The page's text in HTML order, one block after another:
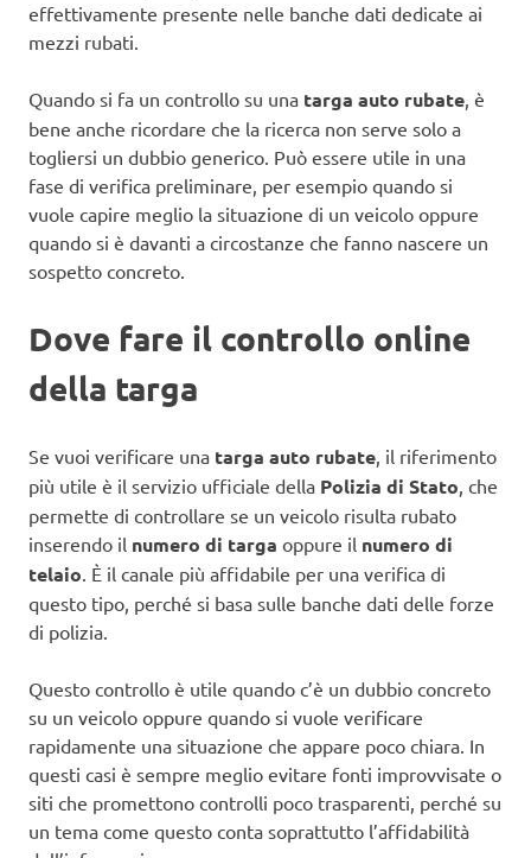
effettivamente presente nelle banche dati dedicate ai
mezzi rubati.
Quando si fa un controllo su una targa auto rubate, è
bene anche ricordare che la ricerca non serve solo a
togliersi un dubbio generico. Può essere utile in una
fase di verifica preliminare, per esempio quando si
vuole capire meglio la situazione di un veicolo oppure
quando si è davanti a circostanze che fanno nascere un
sospetto concreto.
Dove fare il controllo online
della targa
Se vuoi verificare una targa auto rubate, il riferimento
più utile è il servizio ufficiale della Polizia di Stato, che
permette di controllare se un veicolo risulta rubato
inserendo il numero di targa oppure il numero di
telaio. È il canale più affidabile per una verifica di
questo tipo, perché si basa sulle banche dati delle forze
di polizia.
Questo controllo è utile quando c’è un dubbio concreto
su un veicolo oppure quando si vuole verificare
rapidamente una situazione che appare poco chiara. In
questi casi è sempre meglio evitare fonti improvvisate o
siti che promettono controlli poco trasparenti, perché su
un tema come questo conta soprattutto l’affidabilità